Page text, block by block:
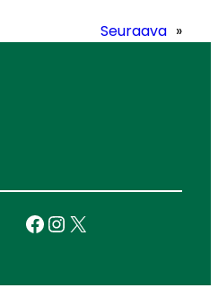
Seuraava »
Facebook InstagramX